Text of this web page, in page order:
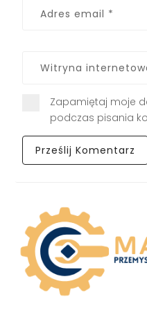
Zapamiętaj moje
podczas pisania